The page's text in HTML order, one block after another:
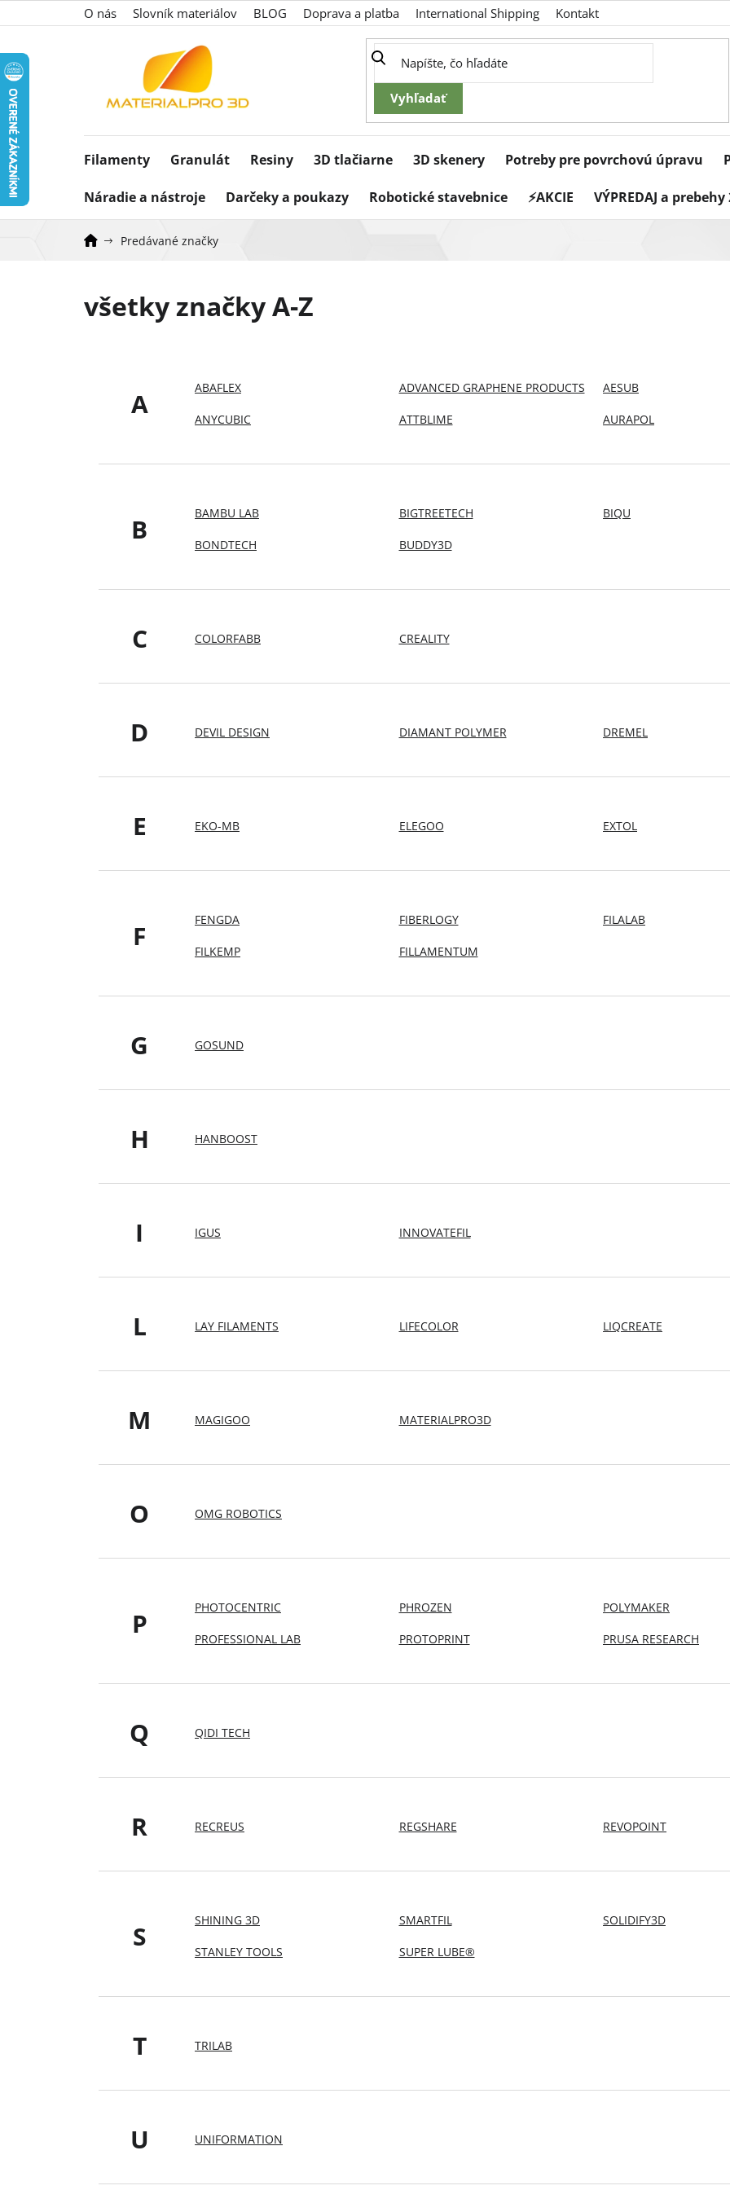
na
O nás Slovník materiálov BLOG Doprava a platba International Shipping Kontakt
Filamenty Granulát Resiny 3D tlačiarne 3D skenery Potreby pre povrchovú úpravu
Náradie a nástroje Darčeky a poukazy Robotické stavebnice ⚡AKCIE VÝPREDAJ a
Predávané značky
všetky značky A-Z
A ABAFLEX ADVANCED GRAPHENE PRODUCTS AESUB
ANYCUBIC ATTBLIME AURAPOL
B BAMBU LAB BIGTREETECH BIQU
BONDTECH BUDDY3D
C COLORFABB CREALITY
D DEVIL DESIGN DIAMANT POLYMER DREMEL
E EKO-MB ELEGOO EXTOL
F FENGDA FIBERLOGY FILALAB
FILKEMP FILLAMENTUM
G GOSUND
H HANBOOST
I IGUS INNOVATEFIL
L LAY FILAMENTS LIFECOLOR LIQCREATE
M MAGIGOO MATERIALPRO3D
O OMG ROBOTICS
P PHOTOCENTRIC PHROZEN POLYMAKER
PROFESSIONAL LAB PROTOPRINT PRUSA RESEARCH
Q QIDI TECH
R RECREUS REGSHARE REVOPOINT
S SHINING 3D SMARTFIL SOLIDIFY3D
STANLEY TOOLS SUPER LUBE®
T TRILAB
U UNIFORMATION